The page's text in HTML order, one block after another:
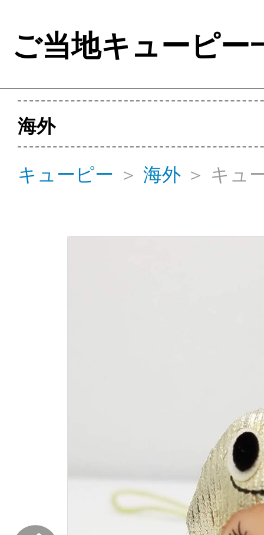
ご当地キューピー
海外
キューピー ＞ 海外 ＞ キュ